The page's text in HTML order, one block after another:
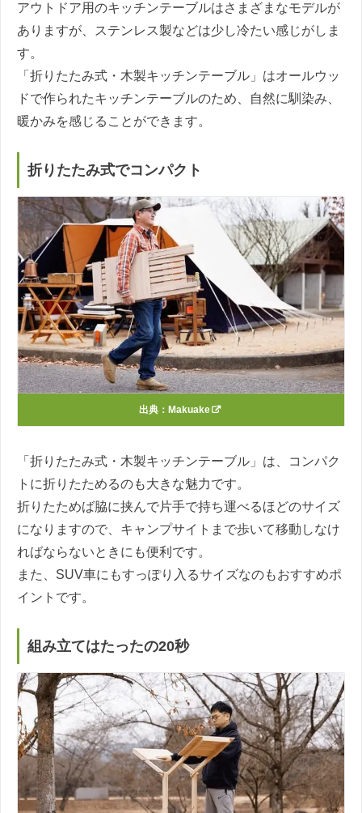
アウトドア用のキッチンテーブルはさまざまなモデルが
ありますが、ステンレス製などは少し冷たい感じがしま
す。
「折りたたみ式・木製キッチンテーブル」はオールウッ
ドで作られたキッチンテーブルのため、自然に馴染み、
暖かみを感じることができます。
折りたたみ式でコンパクト
出典： Makuake
「折りたたみ式・木製キッチンテーブル」は、コンパク
トに折りたためるのも大きな魅力です。
折りたためば脇に挟んで片手で持ち運べるほどのサイズ
になりますので、キャンプサイトまで歩いて移動しなけ
ればならないときにも便利です。
また、SUV車にもすっぽり入るサイズなのもおすすめポ
イントです。
組み立てはたったの20秒